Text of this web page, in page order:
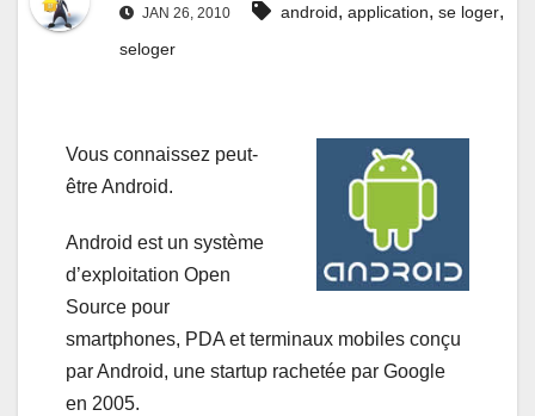
JAN 26, 2010 android, application, se loger,
seloger
Vous connaissez peut-
être Android.
Android est un système
d’exploitation Open
Source pour
smartphones, PDA et terminaux mobiles conçu
par Android, une startup rachetée par Google
en 2005.